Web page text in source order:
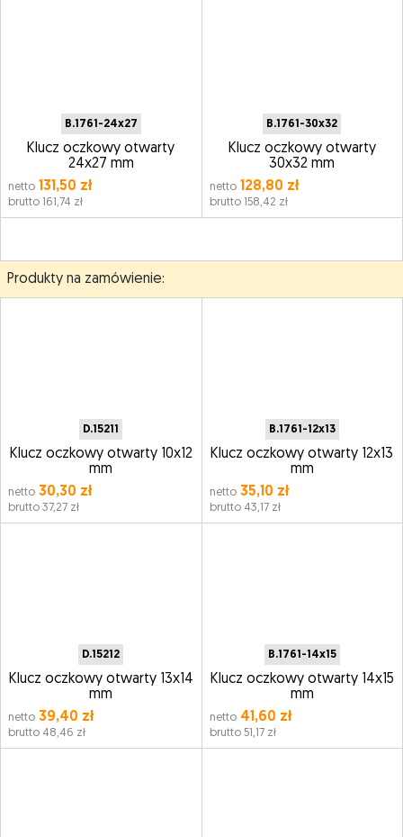
B.1761-24x27
Klucz oczkowy otwarty
24x27 mm
netto 131,50 zł
brutto 161,74 zł
B.1761-30x32
Klucz oczkowy otwarty
30x32 mm
netto128,80 zł
brutto 158,42 zł
Produkty na zamówienie:
D.15211
Klucz oczkowy otwarty 10x12
mm
netto 30,30 zł
brutto 37,27 zł
B.1761-12x13
Klucz oczkowy otwarty 12x13
mm
netto35,10 zł
brutto 43,17 zł
D.15212
Klucz oczkowy otwarty 13x14
mm
netto 39,40 zł
brutto 48,46 zł
B.1761-14x15
Klucz oczkowy otwarty 14x15
mm
netto41,60 zł
brutto 51,17 zł